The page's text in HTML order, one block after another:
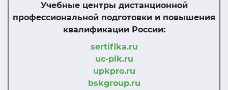
Учебные центры дистанционной
профессиональной подготовки и повышения
квалификации России:
sertifika.ru
uc-pik.ru
upkpro.ru
bskgroup.ru